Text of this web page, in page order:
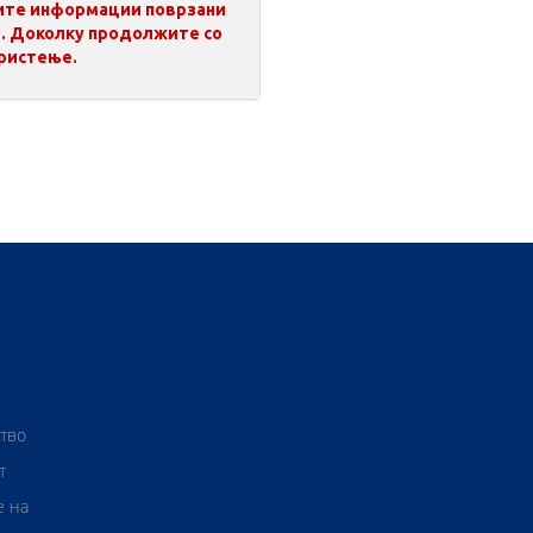
информации поврзани
Доколку продолжите со
на